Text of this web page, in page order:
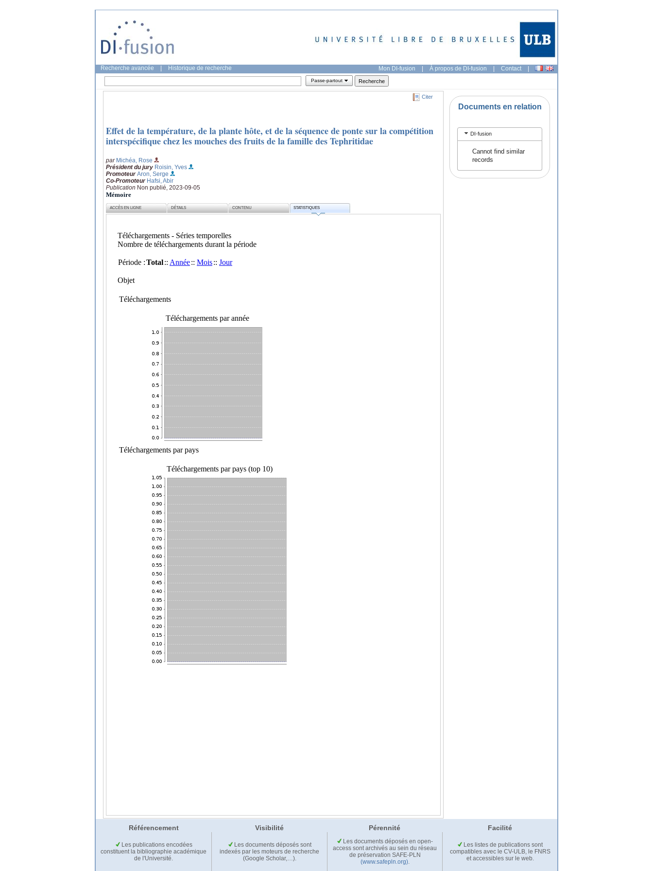
Recherche avancée Historique de recherche Mon DI-fusion | À propos de DI-fusion | Contact |
Passe-partout
Citer
Effet de la température, de la plante hôte, et de la séquence de ponte sur la compétition
interspécifique chez les mouches des fruits de la famille des Tephritidae
par Michéa, Rose
Président du jury Roisin, Yves
Promoteur Aron, Serge
Co-Promoteur Hafsi, Abir
Publication Non publié, 2023-09-05
Mémoire
ACCÈS EN LIGNE DÉTAILS CONTENU STATISTIQUES
Documents en relation
DI-fusion
Cannot find similar
records
Référencement Visibilité Pérennité Facilité
Les publications encodées
constituent la bibliographie académique
de l'Université.
Les documents déposés sont
indexés par les moteurs de recherche
(Google Scholar,…).
Les documents déposés en open-
access sont archivés au sein du réseau
de préservation SAFE-PLN
(www.safepln.org).
Les listes de publications sont
compatibles avec le CV-ULB, le FNRS
et accessibles sur le web.